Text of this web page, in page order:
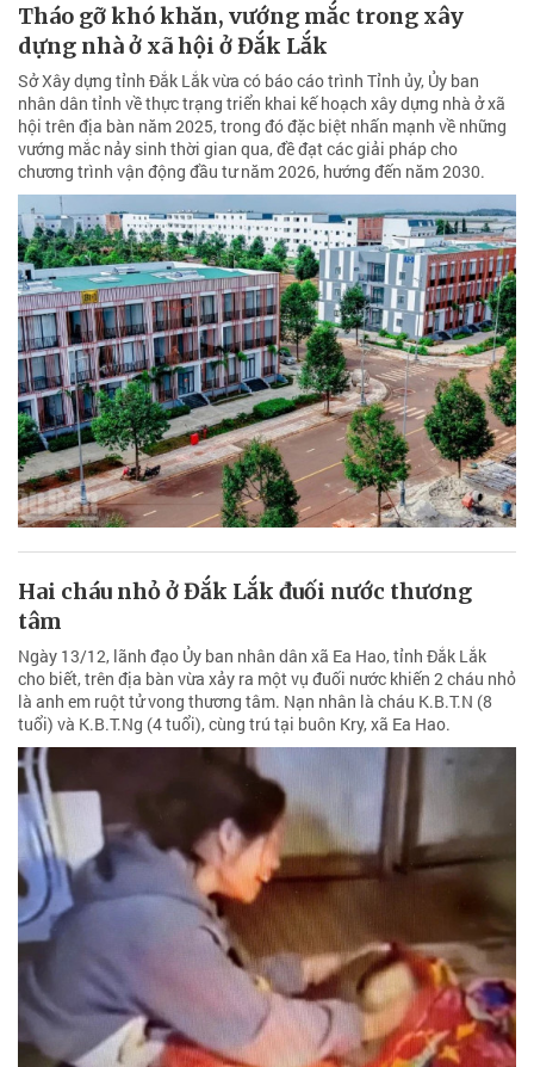
Tháo gỡ khó khăn, vướng mắc trong xây
dựng nhà ở xã hội ở Đắk Lắk
Sở Xây dựng tỉnh Đắk Lắk vừa có báo cáo trình Tỉnh ủy, Ủy ban
nhân dân tỉnh về thực trạng triển khai kế hoạch xây dựng nhà ở xã
hội trên địa bàn năm 2025, trong đó đặc biệt nhấn mạnh về những
vướng mắc nảy sinh thời gian qua, đề đạt các giải pháp cho
chương trình vận động đầu tư năm 2026, hướng đến năm 2030.
Hai cháu nhỏ ở Đắk Lắk đuối nước thương
tâm
Ngày 13/12, lãnh đạo Ủy ban nhân dân xã Ea Hao, tỉnh Đắk Lắk
cho biết, trên địa bàn vừa xảy ra một vụ đuối nước khiến 2 cháu nhỏ
là anh em ruột tử vong thương tâm. Nạn nhân là cháu K.B.T.N (8
tuổi) và K.B.T.Ng (4 tuổi), cùng trú tại buôn Kry, xã Ea Hao.